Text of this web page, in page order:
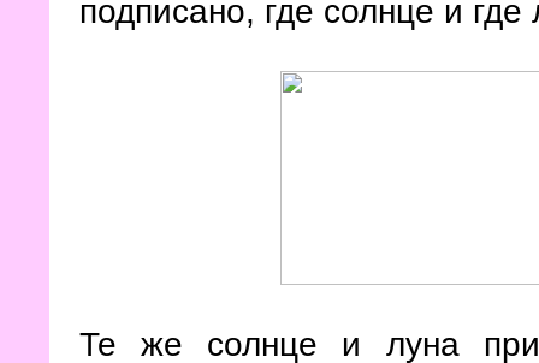
подписано, где солнце и где
Те же солнце и луна